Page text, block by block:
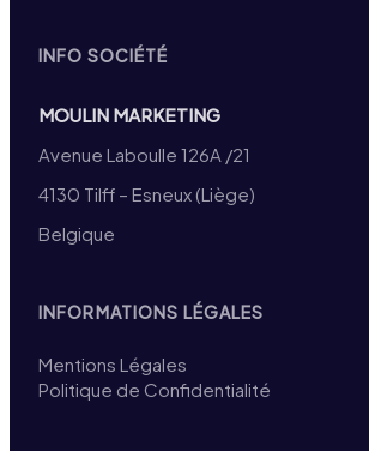
INFO SOCIÉTÉ
MOULIN MARKETING
Avenue Laboulle 126A /21
4130 Tilff – Esneux (Liège)
Belgique
INFORMATIONS LÉGALES
Mentions Légales
Politique de Confidentialité